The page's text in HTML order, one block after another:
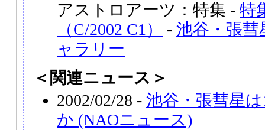
アストロアーツ：特集 - 特
（C/2002 C1）
- 池谷・張彗
ャラリー
＜関連ニュース＞
2002/02/28 - 池谷・張彗星
か (NAOニュース)